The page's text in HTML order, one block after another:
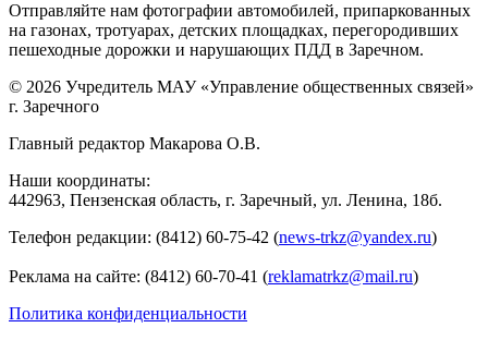
Отправляйте нам фотографии автомобилей, припаркованных
на газонах, тротуарах, детских площадках, перегородивших
пешеходные дорожки и нарушающих ПДД в Заречном.
© 2026 Учредитель МАУ «Управление общественных связей»
г. Заречного
Главный редактор Макарова О.В.
Наши координаты:
442963, Пензенская область, г. Заречный, ул. Ленина, 18б.
Телефон редакции: (8412) 60-75-42 (news-trkz@yandex.ru)
Реклама на сайте: (8412) 60-70-41 (reklamatrkz@mail.ru)
Политика конфиденциальности